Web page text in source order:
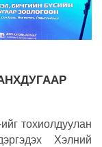
тохиолдуулан
Хэлний